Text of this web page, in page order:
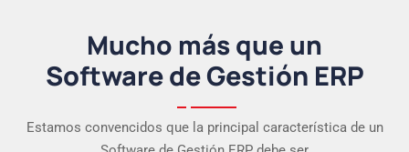
Mucho más que un
Software de Gestión ERP
Estamos convencidos que la principal característica de un